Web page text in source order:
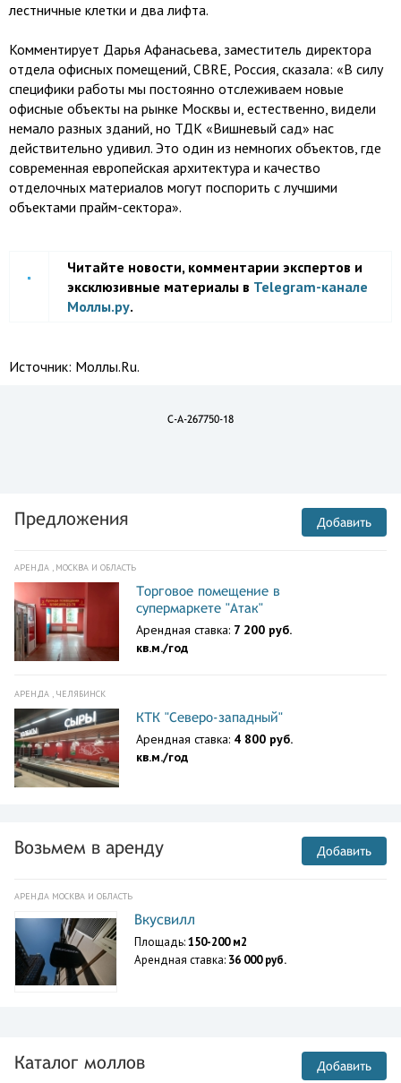
лестничные клетки и два лифта.
Комментирует Дарья Афанасьева, заместитель директора
отдела офисных помещений, CBRE, Россия, сказала: «В силу
специфики работы мы постоянно отслеживаем новые
офисные объекты на рынке Москвы и, естественно, видели
немало разных зданий, но ТДК «Вишневый сад» нас
действительно удивил. Это один из немногих объектов, где
современная европейская архитектура и качество
отделочных материалов могут поспорить с лучшими
объектами прайм-сектора».
Читайте новости, комментарии экспертов и
эксклюзивные материалы в Telegram-канале
Моллы.ру.
Источник: Моллы.Ru.
C-A-267750-18
Предложения Добавить
АРЕНДА , МОСКВА И ОБЛАСТЬ
Торговое помещение в
супермаркете "Атак"
Арендная ставка: 7 200 руб.
кв.м./год
АРЕНДА , ЧЕЛЯБИНСК
КТК "Северо-западный"
Арендная ставка: 4 800 руб.
кв.м./год
Возьмем в аренду Добавить
АРЕНДА МОСКВА И ОБЛАСТЬ
Вкусвилл
Площадь:150-200 м2
Арендная ставка: 36 000 руб.
Каталог моллов Добавить